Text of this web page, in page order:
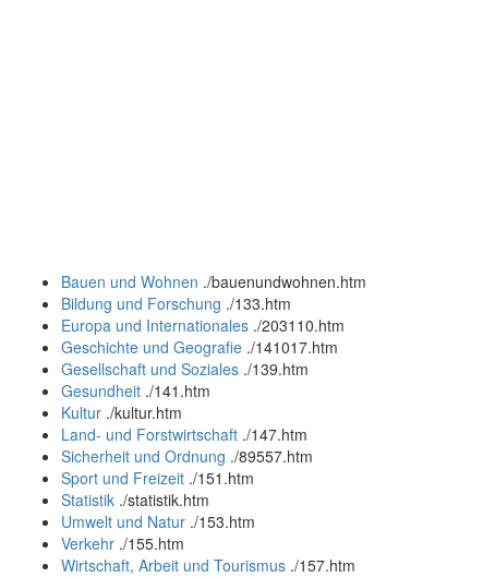
Bauen und Wohnen ./bauenundwohnen.htm
Bildung und Forschung ./133.htm
Europa und Internationales ./203110.htm
Geschichte und Geografie ./141017.htm
Gesellschaft und Soziales ./139.htm
Gesundheit ./141.htm
Kultur ./kultur.htm
Land- und Forstwirtschaft ./147.htm
Sicherheit und Ordnung ./89557.htm
Sport und Freizeit ./151.htm
Statistik ./statistik.htm
Umwelt und Natur ./153.htm
Verkehr ./155.htm
Wirtschaft, Arbeit und Tourismus ./157.htm